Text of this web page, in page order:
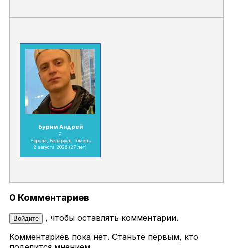
Бурим Андрей
Я
Европа, Беларусь, Гомель
8 августа 2026 (27 лет)
0 Комментариев
Войдите
, чтобы оставлять комментарии.
Комментариев пока нет. Станьте первым, кто